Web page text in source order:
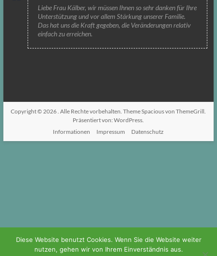
Liebe Frau Kälber, wir müssen Ihnen so sehr danken für Ihre
Unterstützung und vor allem Stärkung unserer Familie.
Das hat uns die Kraft gegeben, die Veränderungen relativ
einfach zu erreichen.
Copyright © 2026 . Alle Rechte vorbehalten. ThemeSpaciousvon ThemeGrill.
Präsentiert von:WordPress
Informationen
Impressum Datenschutz
Diese Website benutzt Cookies. Wenn Sie die Website weiter
nutzen, gehen wir von Ihrem Einverständnis aus.